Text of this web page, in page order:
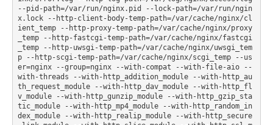
--pid-path=/var/run/nginx.pid --lock-path=/var/run/ngin
x.lock --http-client-body-temp-path=/var/cache/nginx/cl
ient_temp --http-proxy-temp-path=/var/cache/nginx/proxy
_temp --http-fastcgi-temp-path=/var/cache/nginx/fastcgi
_temp --http-uwsgi-temp-path=/var/cache/nginx/uwsgi_tem
p --http-scgi-temp-path=/var/cache/nginx/scgi_temp --us
er=nginx --group=nginx --with-compat --with-file-aio --
with-threads --with-http_addition_module --with-http_au
th_request_module --with-http_dav_module --with-http_fl
v_module --with-http_gunzip_module --with-http_gzip_sta
tic_module --with-http_mp4_module --with-http_random_in
dex_module --with-http_realip_module --with-http_secure